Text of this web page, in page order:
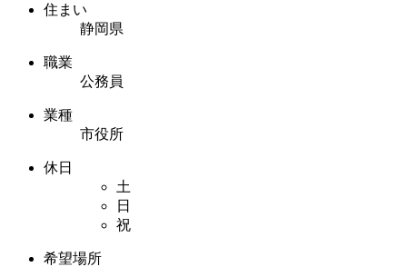
住まい
静岡県
職業
公務員
業種
市役所
休日
土
日
祝
希望場所